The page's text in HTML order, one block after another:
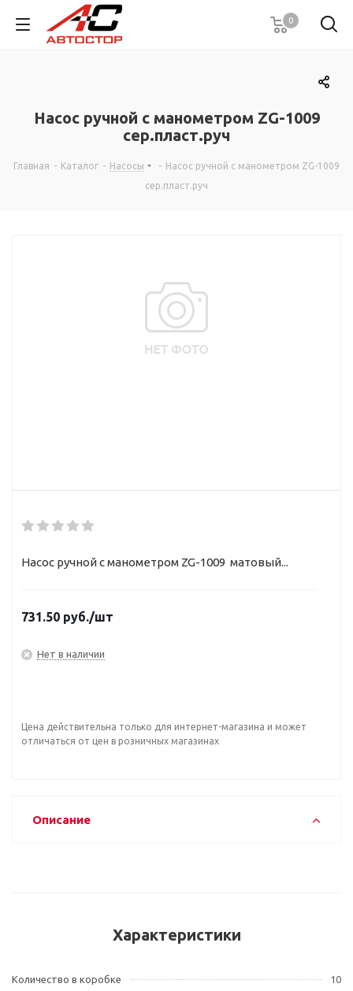
0
Насос ручной с манометром ZG-1009
сер.пласт.руч
Главная - Каталог - Насосы - Насос ручной с манометром ZG-1009
сер.пласт.руч
Насос ручной с манометром ZG-1009 матовый...
731.50 руб./шт
Нет в наличии
Цена действительна только для интернет-магазина и может
отличаться от цен в розничных магазинах
Описание
Характеристики
Количество в коробке
10